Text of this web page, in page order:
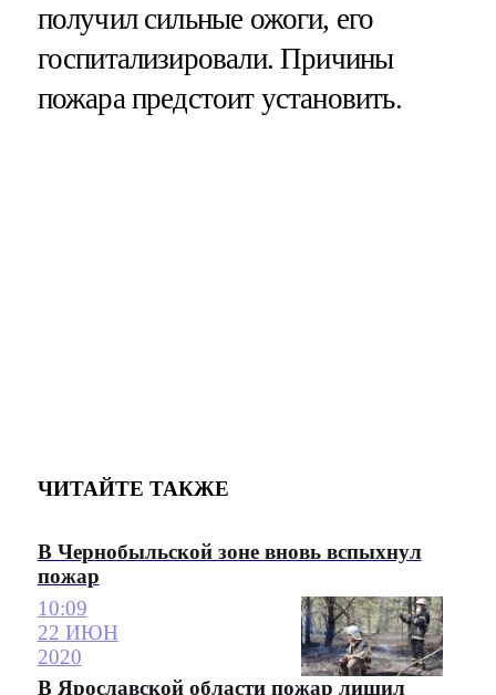
получил сильные ожоги, его
госпитализировали. Причины
пожара предстоит установить.
ЧИТАЙТЕ ТАКЖЕ
В Чернобыльской зоне вновь вспыхнул
пожар
10:09
22 ИЮН
2020
В Ярославской области пожар лишил